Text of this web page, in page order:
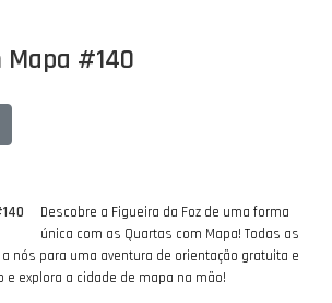
Mapa #140
Descobre a Figueira da Foz de uma forma
única com as Quartas com Mapa! Todas as
nós para uma aventura de orientação gratuita e
e explora a cidade de mapa na mão!